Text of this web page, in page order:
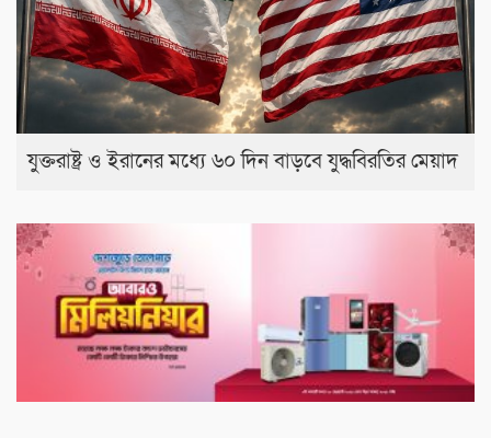
যুক্তরাষ্ট্র ও ইরানের মধ্যে ৬০ দিন বাড়বে যুদ্ধবিরতির মেয়াদ